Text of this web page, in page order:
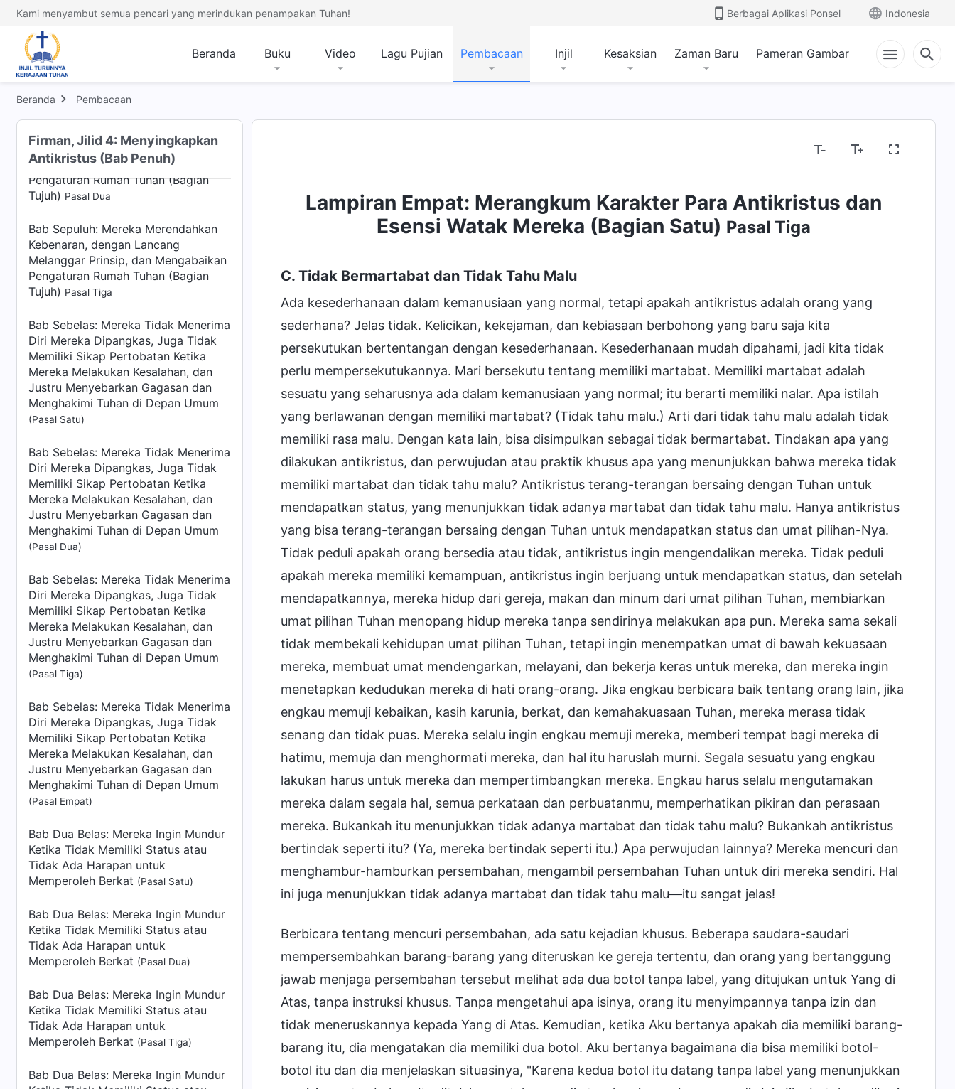
Kami menyambut semua pencari yang merindukan penampakan Tuhan! Berbagai Aplikasi Ponsel Indonesia
Beranda Buku Video Lagu Pujian Pembacaan Injil Kesaksian Zaman Baru Pameran Gambar
Beranda Pembacaan
Firman, Jilid 4: Menyingkapkan
Antikristus (Bab Penuh)
Bab Sepuluh: Mereka Merendahkan
Kebenaran, dengan Lancang
Melanggar Prinsip, dan Mengabaikan
Tujuh)Pasal Satu
Bab Sepuluh: Mereka Merendahkan
Kebenaran, dengan Lancang
Melanggar Prinsip, dan Mengabaikan
Pengaturan Rumah Tuhan (Bagian
Tujuh) Pasal Dua
Bab Sepuluh: Mereka Merendahkan
Kebenaran, dengan Lancang
Melanggar Prinsip, dan Mengabaikan
Pengaturan Rumah Tuhan (Bagian
Tujuh) Pasal Tiga
Bab Sebelas: Mereka Tidak Menerima
Diri Mereka Dipangkas, Juga Tidak
Memiliki Sikap Pertobatan Ketika
Mereka Melakukan Kesalahan, dan
Justru Menyebarkan Gagasan dan
Menghakimi Tuhan di Depan Umum
(Pasal Satu)
Bab Sebelas: Mereka Tidak Menerima
Diri Mereka Dipangkas, Juga Tidak
Memiliki Sikap Pertobatan Ketika
Mereka Melakukan Kesalahan, dan
Justru Menyebarkan Gagasan dan
Menghakimi Tuhan di Depan Umum
(Pasal Dua)
Bab Sebelas: Mereka Tidak Menerima
Diri Mereka Dipangkas, Juga Tidak
Memiliki Sikap Pertobatan Ketika
Mereka Melakukan Kesalahan, dan
Justru Menyebarkan Gagasan dan
Menghakimi Tuhan di Depan Umum
(Pasal Tiga)
Bab Sebelas: Mereka Tidak Menerima
Diri Mereka Dipangkas, Juga Tidak
Memiliki Sikap Pertobatan Ketika
Mereka Melakukan Kesalahan, dan
Justru Menyebarkan Gagasan dan
Menghakimi Tuhan di Depan Umum
(Pasal Empat)
Bab Dua Belas: Mereka Ingin Mundur
Ketika Tidak Memiliki Status atau
Tidak Ada Harapan untuk
Memperoleh Berkat (Pasal Satu)
Bab Dua Belas: Mereka Ingin Mundur
Ketika Tidak Memiliki Status atau
Tidak Ada Harapan untuk
Memperoleh Berkat (Pasal Dua)
Bab Dua Belas: Mereka Ingin Mundur
Ketika Tidak Memiliki Status atau
Tidak Ada Harapan untuk
Memperoleh Berkat (Pasal Tiga)
Bab Dua Belas: Mereka Ingin Mundur
Lampiran Empat: Merangkum Karakter Para Antikristus dan
Esensi Watak Mereka (Bagian Satu) Pasal Tiga
C. Tidak Bermartabat dan Tidak Tahu Malu
Ada kesederhanaan dalam kemanusiaan yang normal, tetapi apakah antikristus adalah orang yang
sederhana? Jelas tidak. Kelicikan, kekejaman, dan kebiasaan berbohong yang baru saja kita
persekutukan bertentangan dengan kesederhanaan. Kesederhanaan mudah dipahami, jadi kita tidak
perlu mempersekutukannya. Mari bersekutu tentang memiliki martabat. Memiliki martabat adalah
sesuatu yang seharusnya ada dalam kemanusiaan yang normal; itu berarti memiliki nalar. Apa istilah
yang berlawanan dengan memiliki martabat? (Tidak tahu malu.) Arti dari tidak tahu malu adalah tidak
memiliki rasa malu. Dengan kata lain, bisa disimpulkan sebagai tidak bermartabat. Tindakan apa yang
dilakukan antikristus, dan perwujudan atau praktik khusus apa yang menunjukkan bahwa mereka tidak
memiliki martabat dan tidak tahu malu? Antikristus terang-terangan bersaing dengan Tuhan untuk
mendapatkan status, yang menunjukkan tidak adanya martabat dan tidak tahu malu. Hanya antikristus
yang bisa terang-terangan bersaing dengan Tuhan untuk mendapatkan status dan umat pilihan-Nya.
Tidak peduli apakah orang bersedia atau tidak, antikristus ingin mengendalikan mereka. Tidak peduli
apakah mereka memiliki kemampuan, antikristus ingin berjuang untuk mendapatkan status, dan setelah
mendapatkannya, mereka hidup dari gereja, makan dan minum dari umat pilihan Tuhan, membiarkan
umat pilihan Tuhan menopang hidup mereka tanpa sendirinya melakukan apa pun. Mereka sama sekali
tidak membekali kehidupan umat pilihan Tuhan, tetapi ingin menempatkan umat di bawah kekuasaan
mereka, membuat umat mendengarkan, melayani, dan bekerja keras untuk mereka, dan mereka ingin
menetapkan kedudukan mereka di hati orang-orang. Jika engkau berbicara baik tentang orang lain, jika
engkau memuji kebaikan, kasih karunia, berkat, dan kemahakuasaan Tuhan, mereka merasa tidak
senang dan tidak puas. Mereka selalu ingin engkau memuji mereka, memberi tempat bagi mereka di
hatimu, memuja dan menghormati mereka, dan hal itu haruslah murni. Segala sesuatu yang engkau
lakukan harus untuk mereka dan mempertimbangkan mereka. Engkau harus selalu mengutamakan
mereka dalam segala hal, semua perkataan dan perbuatanmu, memperhatikan pikiran dan perasaan
mereka. Bukankah itu menunjukkan tidak adanya martabat dan tidak tahu malu? Bukankah antikristus
bertindak seperti itu? (Ya, mereka bertindak seperti itu.) Apa perwujudan lainnya? Mereka mencuri dan
menghambur-hamburkan persembahan, mengambil persembahan Tuhan untuk diri mereka sendiri. Hal
ini juga menunjukkan tidak adanya martabat dan tidak tahu malu—itu sangat jelas!
Berbicara tentang mencuri persembahan, ada satu kejadian khusus. Beberapa saudara-saudari
mempersembahkan barang-barang yang diteruskan ke gereja tertentu, dan orang yang bertanggung
jawab menjaga persembahan tersebut melihat ada dua botol tanpa label, yang ditujukan untuk Yang di
Atas, tanpa instruksi khusus. Tanpa mengetahui apa isinya, orang itu menyimpannya tanpa izin dan
tidak meneruskannya kepada Yang di Atas. Kemudian, ketika Aku bertanya apakah dia memiliki barang-
barang itu, dia mengatakan dia memiliki dua botol. Aku bertanya bagaimana dia bisa memiliki botol-
botol itu dan dia menjelaskan situasinya, "Karena kedua botol itu datang tanpa label yang menunjukkan